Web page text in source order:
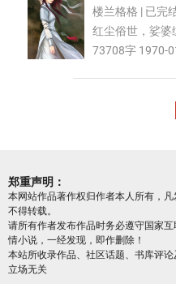
楼兰格格 | 已
红尘俗世，娑婆
物之定律，传闻
73708字
郑重声明：
本网站作品著作权归作者本人所有，
不得转载。
请所有作者发布作品时务必遵守国家
情小说，一经发现，即作删除！
本站所收录作品、社区话题、书库评
立场无关